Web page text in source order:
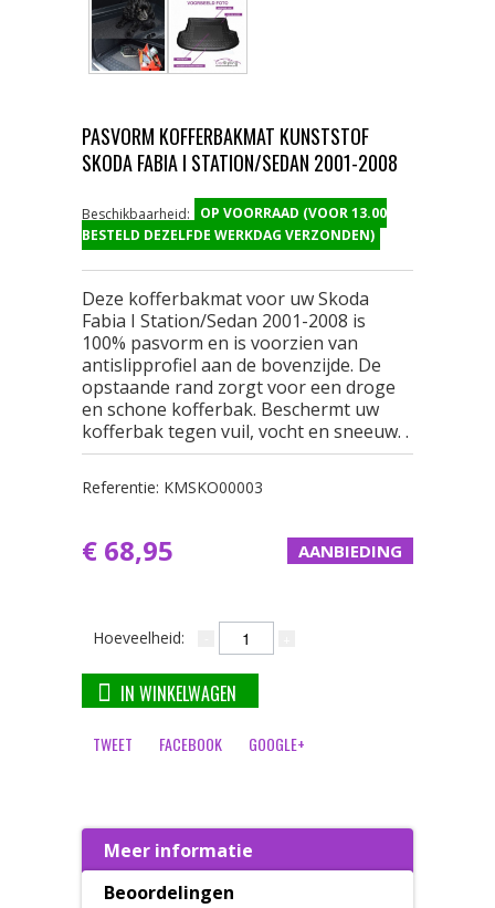
PASVORM KOFFERBAKMAT KUNSTSTOF
SKODA FABIA I STATION/SEDAN 2001-2008
Beschikbaarheid:
OP VOORRAAD (VOOR 13.00
BESTELD DEZELFDE WERKDAG VERZONDEN)
Deze kofferbakmat voor uw Skoda
Fabia I Station/Sedan 2001-2008 is
100% pasvorm en is voorzien van
antislipprofiel aan de bovenzijde. De
opstaande rand zorgt voor een droge
en schone kofferbak. Beschermt uw
kofferbak tegen vuil, vocht en sneeuw. .
Referentie: KMSKO00003
€ 68,95 AANBIEDING
Hoeveelheid:
IN WINKELWAGEN
TWEET FACEBOOK GOOGLE+
Meer informatie
Beoordelingen